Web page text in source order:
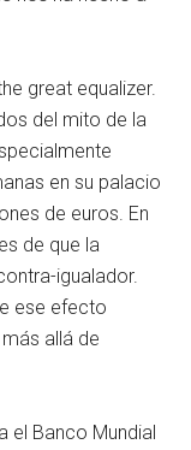
great equalizer.
del mito de la
en su palacio
de euros. En
de que la
igualador.
ese efecto
allá de
el Banco Mundial